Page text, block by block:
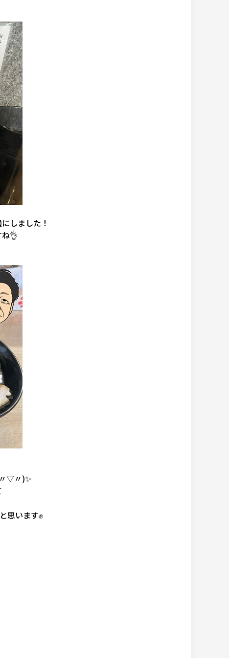
しました！
👌
▽〃)✨
思います✊